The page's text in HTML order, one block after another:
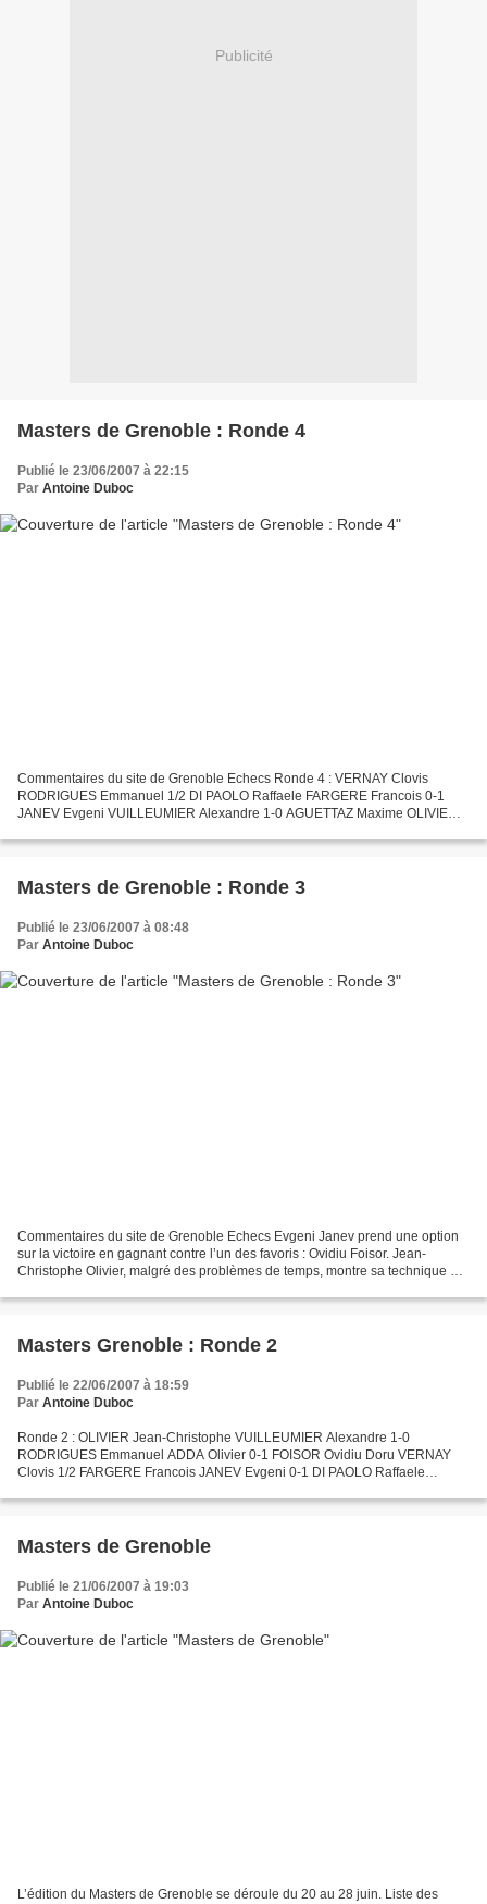
Publicité
Masters de Grenoble : Ronde 4
Publié le 23/06/2007 à 22:15
Par Antoine Duboc
Commentaires du site de Grenoble Echecs Ronde 4 : VERNAY Clovis
RODRIGUES Emmanuel 1/2 DI PAOLO Raffaele FARGERE Francois 0-1
JANEV Evgeni VUILLEUMIER Alexandre 1-0 AGUETTAZ Maxime OLIVIER
Masters de Grenoble : Ronde 3
Publié le 23/06/2007 à 08:48
Par Antoine Duboc
Commentaires du site de Grenoble Echecs Evgeni Janev prend une option
sur la victoire en gagnant contre l’un des favoris : Ovidiu Foisor. Jean-
Christophe Olivier, malgré des problèmes de temps, montre sa technique en
Masters Grenoble : Ronde 2
Publié le 22/06/2007 à 18:59
Par Antoine Duboc
Ronde 2 : OLIVIER Jean-Christophe VUILLEUMIER Alexandre 1-0
RODRIGUES Emmanuel ADDA Olivier 0-1 FOISOR Ovidiu Doru VERNAY
Clovis 1/2 FARGERE Francois JANEV Evgeni 0-1 DI PAOLO Raffaele
Masters de Grenoble
Publié le 21/06/2007 à 19:03
Par Antoine Duboc
L’édition du Masters de Grenoble se déroule du 20 au 28 juin. Liste des